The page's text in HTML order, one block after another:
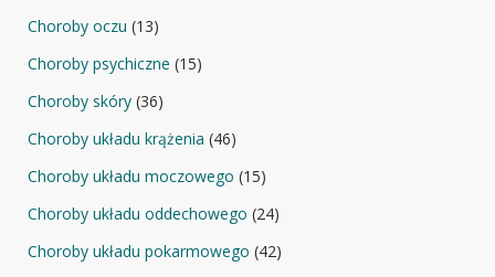
Choroby oczu (13)
Choroby psychiczne (15)
Choroby skóry (36)
Choroby układu krążenia (46)
Choroby układu moczowego (15)
Choroby układu oddechowego (24)
Choroby układu pokarmowego (42)